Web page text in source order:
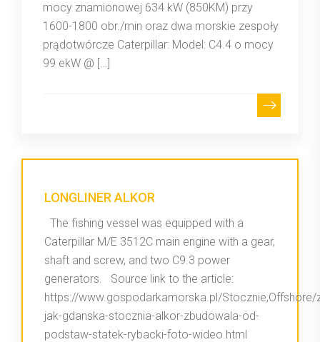
mocy znamionowej 634 kW (850KM) przy
1600-1800 obr./min oraz dwa morskie zespoły
prądotwórcze Caterpillar: Model: C4.4 o mocy
99 ekW @ […]
LONGLINER ALKOR
The fishing vessel was equipped with a
Caterpillar M/E 3512C main engine with a gear,
shaft and screw, and two C9.3 power
generators. Source link to the article:
https://www.gospodarkamorska.pl/
jak-gdanska-stocznia-alkor-zbudowala-od-
podstaw-statek-rybacki-foto-wideo.html